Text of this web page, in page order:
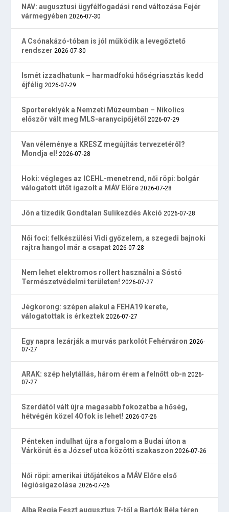
NAV: augusztusi ügyfélfogadási rend változása Fejér
vármegyében 2026-07-30
A Csónakázó-tóban is jól működik a levegőztető
rendszer 2026-07-30
Ismét izzadhatunk – harmadfokú hőségriasztás kedd
éjfélig 2026-07-29
Sportereklyék a Nemzeti Múzeumban – Nikolics
először vált meg MLS-aranycipőjétől 2026-07-29
Van véleménye a KRESZ megújítás tervezetéről?
Mondja el! 2026-07-28
Hoki: végleges az ICEHL-menetrend, női röpi: bolgár
válogatott ütőt igazolt a MÁV Előre 2026-07-28
Jön a tizedik Gondtalan Sulikezdés Akció 2026-07-28
Női foci: felkészülési Vidi győzelem, a szegedi bajnoki
rajtra hangol már a csapat 2026-07-28
Nem lehet elektromos rollert használni a Sóstó
Természetvédelmi területen! 2026-07-27
Jégkorong: szépen alakul a FEHA19 kerete,
válogatottak is érkeztek 2026-07-27
Egy napra lezárják a murvás parkolót Fehérváron 2026-
07-27
ARAK: szép helytállás, három érem a felnőtt ob-n 2026-
07-27
Szerdától vált újra magasabb fokozatba a hőség,
hétvégén közel 40 fok is lehet! 2026-07-26
Pénteken indulhat újra a forgalom a Budai úton a
Várkörút és a József utca közötti szakaszon 2026-07-26
Női röpi: amerikai ütőjátékos a MÁV Előre első
légiósigazolása 2026-07-26
Alba Regia Feszt augusztus 7-től a Bartók Béla téren